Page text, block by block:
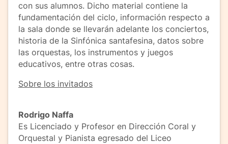
con sus alumnos. Dicho material contiene la
fundamentación del ciclo, información respecto a
la sala donde se llevarán adelante los conciertos,
historia de la Sinfónica santafesina, datos sobre
las orquestas, los instrumentos y juegos
educativos, entre otras cosas.
Sobre los invitados
Rodrigo Naffa
Es Licenciado y Profesor en Dirección Coral y
Orquestal y Pianista egresado del Liceo